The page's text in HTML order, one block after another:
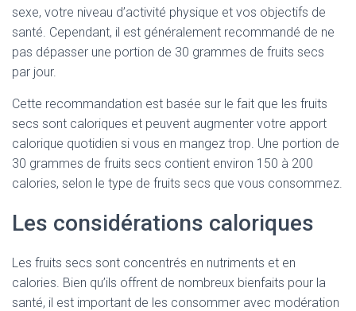
sexe, votre niveau d’activité physique et vos objectifs de
santé. Cependant, il est généralement recommandé de ne
pas dépasser une portion de 30 grammes de fruits secs
par jour.
Cette recommandation est basée sur le fait que les fruits
secs sont caloriques et peuvent augmenter votre apport
calorique quotidien si vous en mangez trop. Une portion de
30 grammes de fruits secs contient environ 150 à 200
calories, selon le type de fruits secs que vous consommez.
Les considérations caloriques
Les fruits secs sont concentrés en nutriments et en
calories. Bien qu’ils offrent de nombreux bienfaits pour la
santé, il est important de les consommer avec modération